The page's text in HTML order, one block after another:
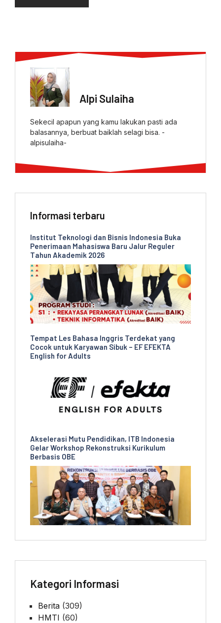
Alpi Sulaiha
Sekecil apapun yang kamu lakukan pasti ada
balasannya, berbuat baiklah selagi bisa. -
alpisulaiha-
Informasi terbaru
Institut Teknologi dan Bisnis Indonesia Buka
Penerimaan Mahasiswa Baru Jalur Reguler
Tahun Akademik 2026
Tempat Les Bahasa Inggris Terdekat yang
Cocok untuk Karyawan Sibuk – EF EFEKTA
English for Adults
Akselerasi Mutu Pendidikan, ITB Indonesia
Gelar Workshop Rekonstruksi Kurikulum
Berbasis OBE
Kategori Informasi
Berita (309)
HMTI (60)